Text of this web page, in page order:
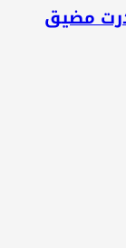
مضيق